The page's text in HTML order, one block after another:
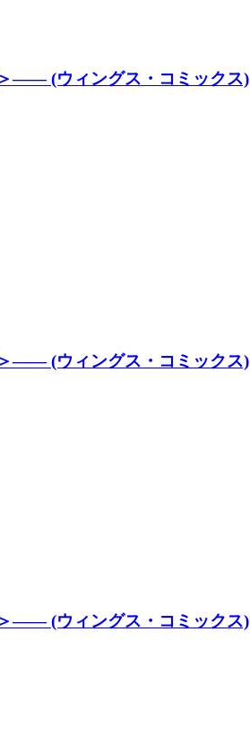
―― (ウィングス・コミックス)
―― (ウィングス・コミックス)
―― (ウィングス・コミックス)